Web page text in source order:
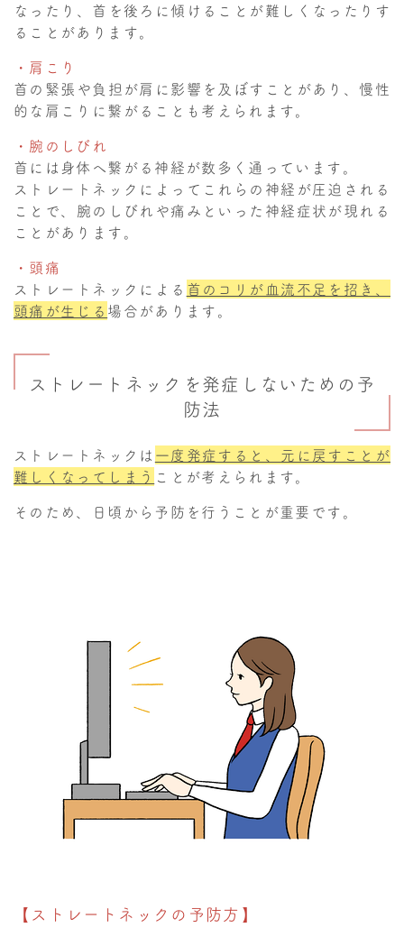
なったり、首を後ろに傾けることが難しくなったりす
ることがあります。
・肩こり
首の緊張や負担が肩に影響を及ぼすことがあり、慢性
的な肩こりに繋がることも考えられます。
・腕のしびれ
首には身体へ繋がる神経が数多く通っています。
ストレートネックによってこれらの神経が圧迫される
ことで、腕のしびれや痛みといった神経症状が現れる
ことがあります。
・頭痛
ストレートネックによる 首のコリが血流不足を招き、
頭痛が生じる 場合があります。
ストレートネックを発症しないための予
防法
ストレートネックは 一度発症すると、元に戻すことが
難しくなってしまう ことが考えられます。
そのため、日頃から予防を行うことが重要です。
【ストレートネックの予防方】